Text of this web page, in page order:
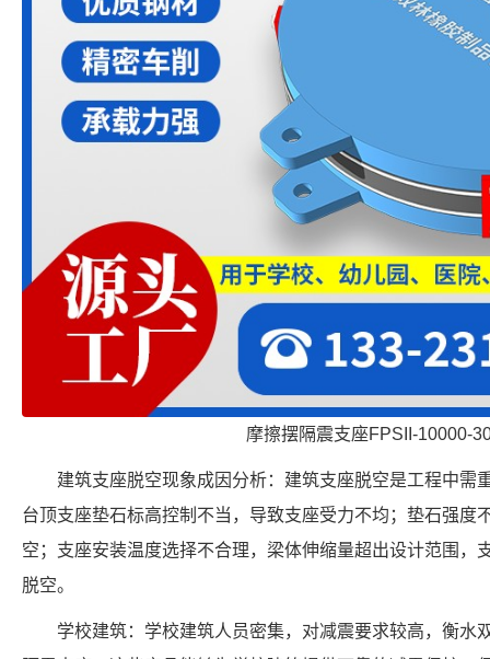
摩擦摆隔震支座FPSII-10000-
建筑支座脱空现象成因分析：建筑支座脱空是工程中需
台顶支座垫石标高控制不当，导致支座受力不均；垫石强度
空；支座安装温度选择不合理，梁体伸缩量超出设计范围，
脱空。
学校建筑：学校建筑人员密集，对减震要求较高，衡水